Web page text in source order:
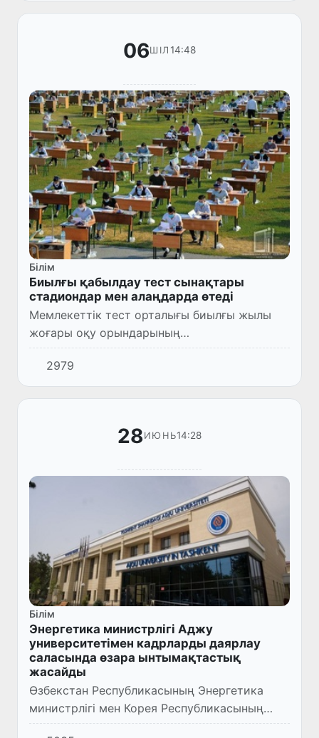
06ШІЛ 14:48
Білім
Биылғы қабылдау тест сынақтары
стадиондар мен алаңдарда өтеді
Мемлекеттік тест орталығы биылғы жылы
жоғары оқу орындарының
бакалавриаттарына қабылдау тестілері
стадиондар мен алаңдарда өтетінін
хабарлады.
2979
28ИЮНЬ14:28
Білім
Энергетика министрлігі Аджу
университетімен кадрларды даярлау
саласында өзара ынтымақтастық
жасайды
Өзбекстан Республикасының Энергетика
министрлігі мен Корея Республикасының
Ташкент қаласындағы Аджу университеті